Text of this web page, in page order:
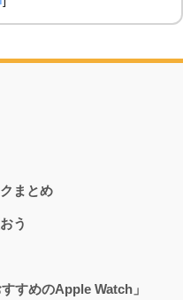
まとめ
う
すめのApple Watch」